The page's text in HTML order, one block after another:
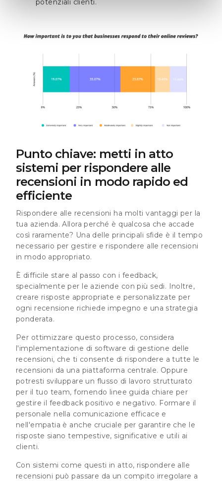
potenziali clienti.
Punto chiave: metti in atto
sistemi per rispondere alle
recensioni in modo rapido ed
efficiente
Rispondere alle recensioni ha molti vantaggi per la
tua azienda. Allora perché è qualcosa che accade
così raramente? Una delle principali sfide è il tempo
necessario per gestire e rispondere alle recensioni
in modo appropriato.
È difficile stare al passo con i feedback,
specialmente per le aziende con più sedi. Inoltre,
creare risposte appropriate e personalizzate per
ogni recensione richiede impegno e una strategia
ponderata.
Per ottimizzare questo processo, considera
l'implementazione di software di gestione delle
recensioni, che ti consente di rispondere a tutte le
recensioni da una piattaforma centrale. Oppure
potresti sviluppare un flusso di lavoro strutturato
per il tuo team, fornendo linee guida chiare per
gestire il feedback positivo e negativo. Formare il
personale nella comunicazione efficace e
nell'empatia è anche cruciale per garantire che le
risposte siano tempestive, significative e utili ai
clienti.
Con sistemi come questi in atto, rispondere alle
recensioni può passare da un compito irregolare a